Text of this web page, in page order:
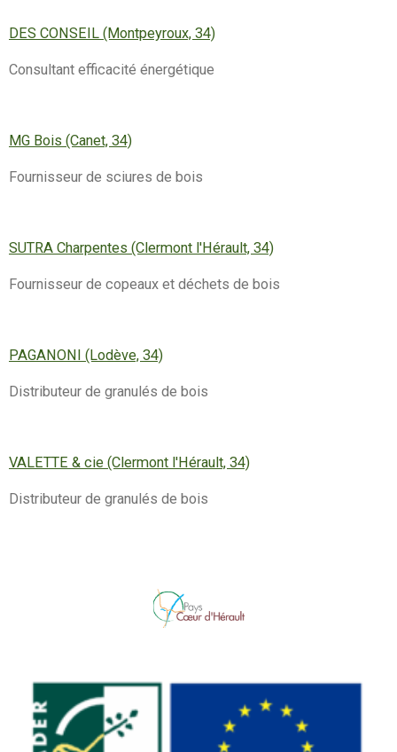
DES CONSEIL (Montpeyroux, 34)
Consultant efficacité énergétique
MG Bois (Canet, 34)
Fournisseur de sciures de bois
SUTRA Charpentes (Clermont l'Hérault, 34)
Fournisseur de copeaux et déchets de bois
PAGANONI (Lodève, 34)
Distributeur de granulés de bois
VALETTE & cie (Clermont l'Hérault, 34)
Distributeur de granulés de bois